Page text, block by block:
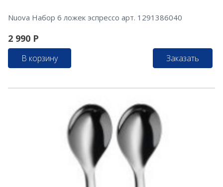
Nuova Набор 6 ложек эспрессо арт. 1291386040
2 990 Р
В корзину Заказать